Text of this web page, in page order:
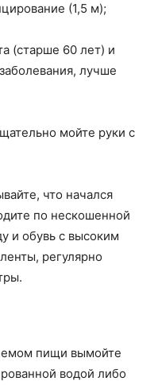
(1,5 м);
(старше 60 лет) и
лучше
мойте руки с
что начался
по нескошенной
и обувь с высоким
регулярно
пищи вымойте
водой либо